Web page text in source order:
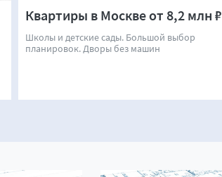
Квартиры в Москве от 8,2 млн ₽
Школы и детские сады. Большой выбор
планировок. Дворы без машин